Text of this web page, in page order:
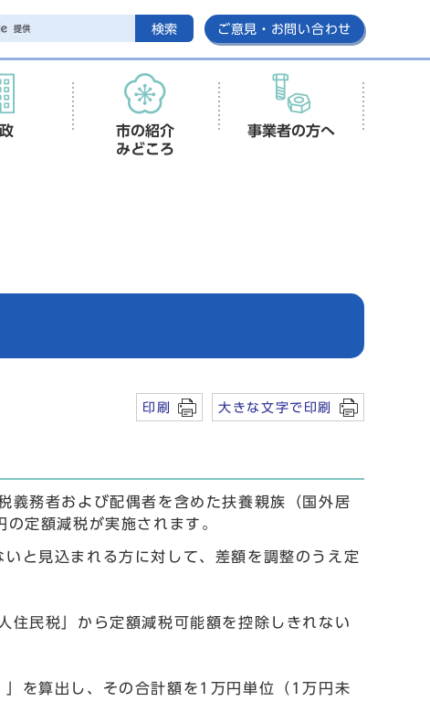
検索 ご意見・お問い合わせ
市の紹介
みどころ
事業者の方へ
印刷 大きな文字で印刷
義務者および配偶者を含めた扶養親族（国外居
定額減税が実施されます。
と見込まれる方に対して、差額を調整のうえ定
民税」から定額減税可能額を控除しきれない
を算出し、その合計額を1万円単位（1万円未